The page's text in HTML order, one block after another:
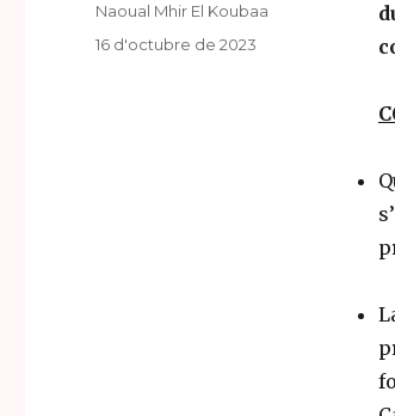
Author
Naoual Mhir El Koubaa
Posted
16 d'octubre de 2023